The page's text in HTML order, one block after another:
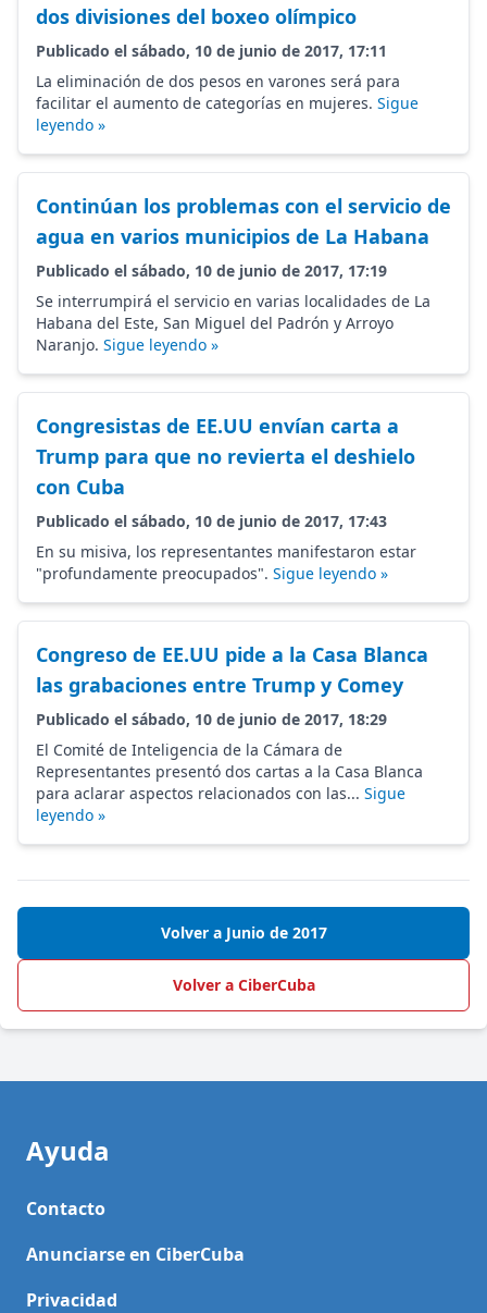
dos divisiones del boxeo olímpico
Publicado el sábado, 10 de junio de 2017, 17:11
La eliminación de dos pesos en varones será para
facilitar el aumento de categorías en mujeres. Sigue
leyendo »
Continúan los problemas con el servicio de
agua en varios municipios de La Habana
Publicado el sábado, 10 de junio de 2017, 17:19
Se interrumpirá el servicio en varias localidades de La
Habana del Este, San Miguel del Padrón y Arroyo
Naranjo. Sigue leyendo »
Congresistas de EE.UU envían carta a
Trump para que no revierta el deshielo
con Cuba
Publicado el sábado, 10 de junio de 2017, 17:43
En su misiva, los representantes manifestaron estar
"profundamente preocupados". Sigue leyendo »
Congreso de EE.UU pide a la Casa Blanca
las grabaciones entre Trump y Comey
Publicado el sábado, 10 de junio de 2017, 18:29
El Comité de Inteligencia de la Cámara de
Representantes presentó dos cartas a la Casa Blanca
para aclarar aspectos relacionados con las... Sigue
leyendo »
Volver a Junio de 2017
Volver a CiberCuba
Ayuda
Contacto
Anunciarse en CiberCuba
Privacidad